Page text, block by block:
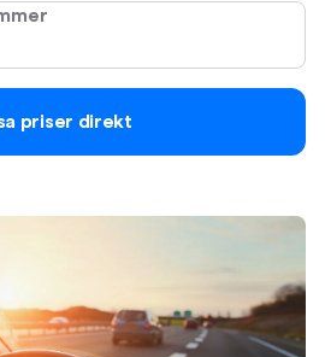
priser direkt